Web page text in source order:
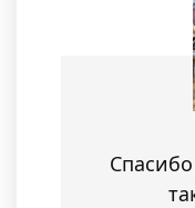
Спасибо